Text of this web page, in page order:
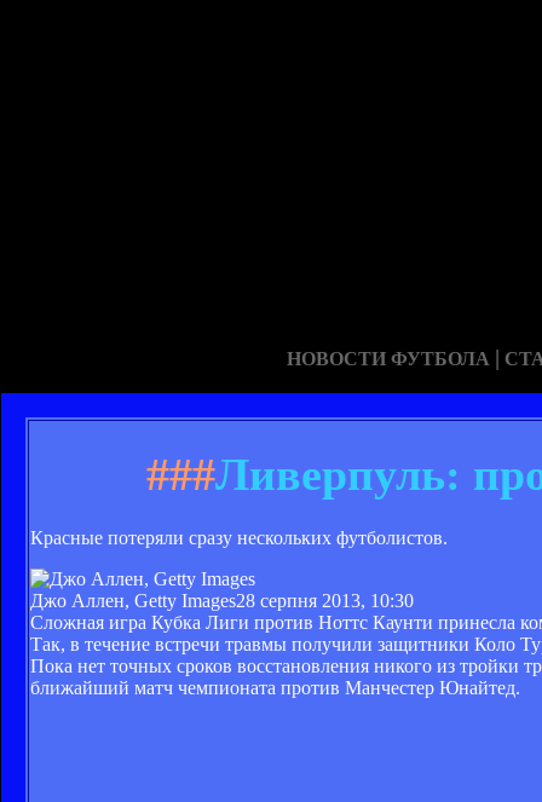
НОВОСТИ ФУТБОЛА |
###Ливерпуль:
Красные потеряли сразу нескольких футболистов.
Джо Аллен, Getty Images28 серпня 2013, 10:30
Сложная игра Кубка Лиги против Ноттс Каунти принесла
Так, в течение встречи травмы получили защитники Коло
Пока нет точных сроков восстановления никого из тройки
ближайший матч чемпионата против Манчестер Юнайтед.